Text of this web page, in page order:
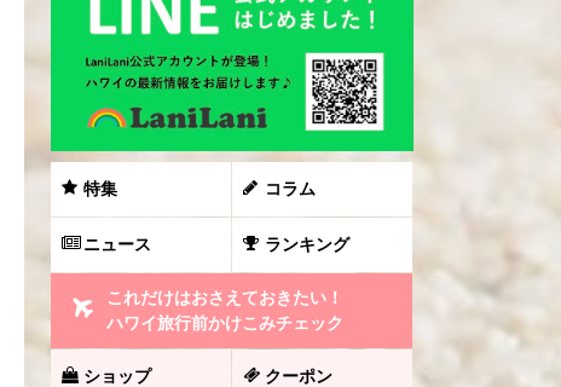
特集 コラム
ニュース ランキング
これだけはおさえておきたい！
ハワイ旅行前かけこみチェック
ショップ クーポン